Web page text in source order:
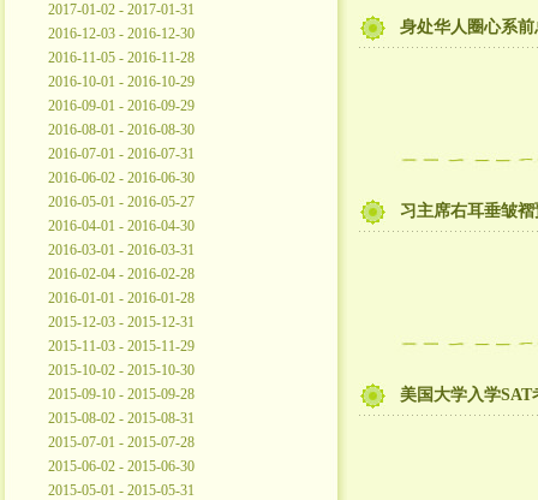
2017-01-02 - 2017-01-31
2016-12-03 - 2016-12-30
2016-11-05 - 2016-11-28
2016-10-01 - 2016-10-29
2016-09-01 - 2016-09-29
2016-08-01 - 2016-08-30
2016-07-01 - 2016-07-31
2016-06-02 - 2016-06-30
2016-05-01 - 2016-05-27
2016-04-01 - 2016-04-30
2016-03-01 - 2016-03-31
2016-02-04 - 2016-02-28
2016-01-01 - 2016-01-28
2015-12-03 - 2015-12-31
2015-11-03 - 2015-11-29
2015-10-02 - 2015-10-30
2015-09-10 - 2015-09-28
2015-08-02 - 2015-08-31
2015-07-01 - 2015-07-28
2015-06-02 - 2015-06-30
2015-05-01 - 2015-05-31
身处华人圈心系
习主席右耳垂皱
美国大学入学SAT